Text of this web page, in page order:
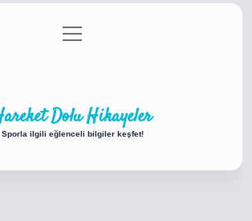
Gizlilik Politikası
menüyü
aç
Dolu Hikayeler
Sporla ilgili eğlenceli bilgiler keşfet!